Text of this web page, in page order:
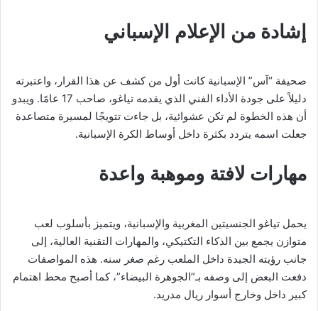
إشادة من الإعلام الإسباني
صحيفة “آس” الإسبانية كانت أول من كشف عن هذا القرار، واعتبرته
دليلاً على جودة الأداء الفني الذي يقدمه تياغو، صاحب 17 عامًا. ويبدو
أن هذه الخطوة لم تكن عشوائية، بل جاءت تتويجًا لمسيرة متصاعدة
جعلت اسمه يتردد بكثرة داخل أوساط الكرة الإسبانية.
مهارات لافتة وموهبة واعدة
يحمل تياغو الجنسيتين المغربية والإسبانية، ويتميز بأسلوب لعب
متوازن يجمع بين الذكاء التكتيكي، والمهارات التقنية العالية، إلى
جانب رؤيته الجيدة داخل الملعب رغم صغر سنه. هذه المواصفات
دفعت البعض إلى وصفه بـ”الجوهرة البيضاء”، كما أصبح محط اهتمام
كبير داخل وخارج أسوار ريال مدريد.